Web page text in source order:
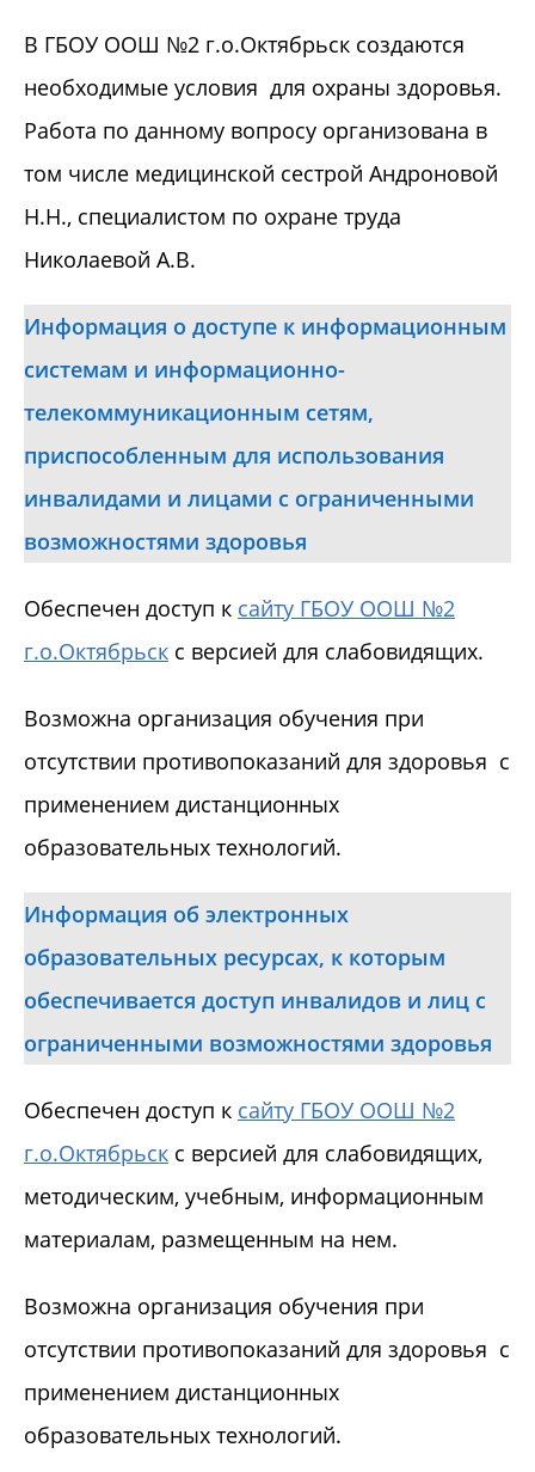
В ГБОУ ООШ №2 г.о.Октябрьск создаются
необходимые условия для охраны здоровья.
Работа по данному вопросу организована в
том числе медицинской сестрой Андроновой
Н.Н., специалистом по охране труда
Николаевой А.В.
Информация о доступе к информационным
системам и информационно-
телекоммуникационным сетям,
приспособленным для использования
инвалидами и лицами с ограниченными
возможностями здоровья
Обеспечен доступ к сайту ГБОУ ООШ №2
г.о.Октябрьск с версией для слабовидящих.
Возможна организация обучения при
отсутствии противопоказаний для здоровья с
применением дистанционных
образовательных технологий.
Информация об электронных
образовательных ресурсах, к которым
обеспечивается доступ инвалидов и лиц с
ограниченными возможностями здоровья
Обеспечен доступ к сайту ГБОУ ООШ №2
г.о.Октябрьск с версией для слабовидящих,
методическим, учебным, информационным
материалам, размещенным на нем.
Возможна организация обучения при
отсутствии противопоказаний для здоровья с
применением дистанционных
образовательных технологий.